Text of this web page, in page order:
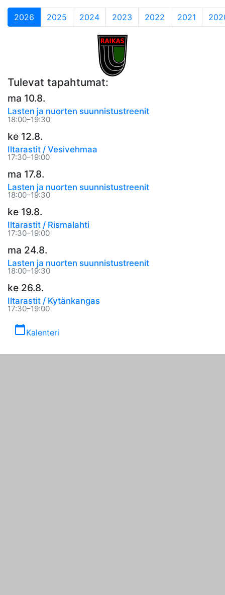
2026 (current)
2025 2024 2023 2022 2021
Tulevat tapahtumat:
ma 10.8.
Lasten ja nuorten suunnistustreenit
18:00–19:30
ke 12.8.
Iltarastit / Vesivehmaa
17:30–19:00
ma 17.8.
Lasten ja nuorten suunnistustreenit
18:00–19:30
ke 19.8.
Iltarastit / Rismalahti
17:30–19:00
ma 24.8.
Lasten ja nuorten suunnistustreenit
18:00–19:30
ke 26.8.
Iltarastit / Kytänkangas
17:30–19:00
calendar_todayKalenteri